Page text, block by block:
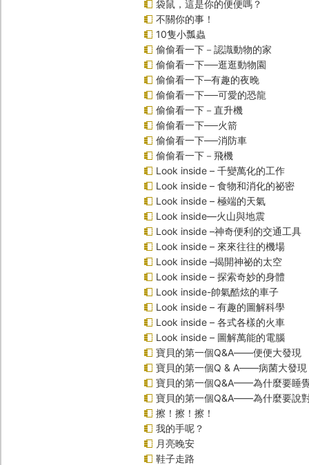
袋鼠，這是你的便便嗎？
不關你的事！
10隻小瓢蟲
偷偷看一下－認識動物的家
偷偷看一下──逛逛動物園
偷偷看一下─有趣的夜晚
偷偷看一下──可愛的恐龍
偷偷看一下－直升機
偷偷看一下──火箭
偷偷看一下──消防車
偷偷看一下－飛機
Look inside – 千變萬化的工作
Look inside – 食物和消化的祕密
Look inside – 極端的天氣
Look inside—火山與地震
Look inside –神奇便利的交通工具
Look inside – 來來往往的機場
Look inside –揭開神祕的太空
Look inside – 探索奇妙的身體
Look inside-帥氣酷炫的車子
Look inside – 有趣的圖解科學
Look inside – 各式各樣的火車
Look inside – 圖解萬能的電腦
寶貝的第一個Q&A――便便大發現
寶貝的第一個Q & A――病菌大發現
寶貝的第一個Q&A——為什麼要睡
寶貝的第一個Q&A――為什麼要說
擦！擦！擦！
我的手呢？
月亮晚安
鞋子走路